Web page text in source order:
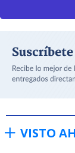
VISTO